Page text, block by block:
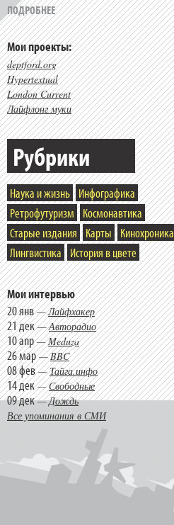
ПОДРОБНЕЕ
Мои проекты:
deptford.org
Hypertextual
London Current
Лайфлонг муки
Рубрики
Наука и жизнь Инфографика
Ретрофутуризм
Космонавтика
Старые издания
Карты
Кинохроника
Лингвистика
История в цвете
Мои интервью
20 янв—Лайфхакер
21 дек—Авторадио
10 апр—Meduza
26 мар—BBC
08 фев—Тайга.инфо
14 дек—Свободные
09 дек—Дождь
Все упоминания в СМИ